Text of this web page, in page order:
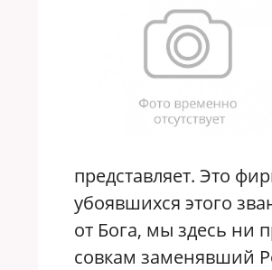
представляет. Это
убоявшихся этого
от Бога, мы здесь
совкам заменявший